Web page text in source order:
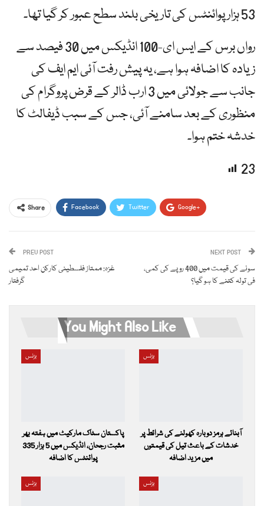
53 ہزار پوائنٹس کی تاریخی بلند سطح عبور کر گیا تھا۔
رواں برس کے ایس ای-100 انڈیکس میں 30 فیصد سے
زیادہ کا اضافہ ہوا ہے، یہ پیش رفت آئی ایم ایف کی
جانب سے جولائی میں 3 ارب ڈالر کے قرض پروگرام کی
منظوری کے بعد سامنے آئی، جس کے سبب ڈیفالٹ کا
خدشہ ختم ہوا۔
23
Share Facebook Twitter Google+
Email
PREV POST
غزہ: ممتاز فلسطینی کارکن احد تمیمی
گرفتار
NEXT POST
سونے کی قیمت میں 400 روپے کی کمی،
فی تولہ کتنے کا ہو گیا؟
You Might Also Like
بزنس
پاکستان سٹاک مارکیٹ میں ہفتہ بھر
مثبت رجحان، انڈیکس میں 5 ہزار 335
پوائنٹس کا اضافہ
بزنس
آبنائے ہرمز دوبارہ کھولنے کی شرائط پر
خدشات کے باعث تیل کی قیمتوں
میں مزید اضافہ
بزنس بزنس